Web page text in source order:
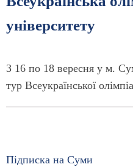
університету
З 16 по 18 вересня у м.
тур Всеукраїнської
Підписка на Суми